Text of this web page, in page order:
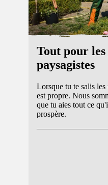
Tout pour
paysagistes
Lorsque tu te salis
est propre. Nous
que tu aies tout ce
prospère.